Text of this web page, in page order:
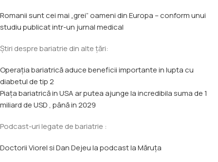
Romanii sunt cei mai „grei” oameni din Europa – conform unui
studiu publicat intr-un jurnal medical
Știri despre bariatrie din alte țări:
Operația bariatrică aduce beneficii importante in lupta cu
diabetul de tip 2
Piața bariatrică in USA ar putea ajunge la incredibila suma de 1
miliard de USD , până in 2029
Podcast-uri legate de bariatrie :
Doctorii Viorel si Dan Dejeu la podcast la Măruța